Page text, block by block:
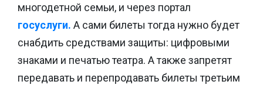
многодетной семьи, и через портал
госуслуги. А сами билеты тогда нужно будет
снабдить средствами защиты: цифровыми
знаками и печатью театра. А также запретят
передавать и перепродавать билеты третьим